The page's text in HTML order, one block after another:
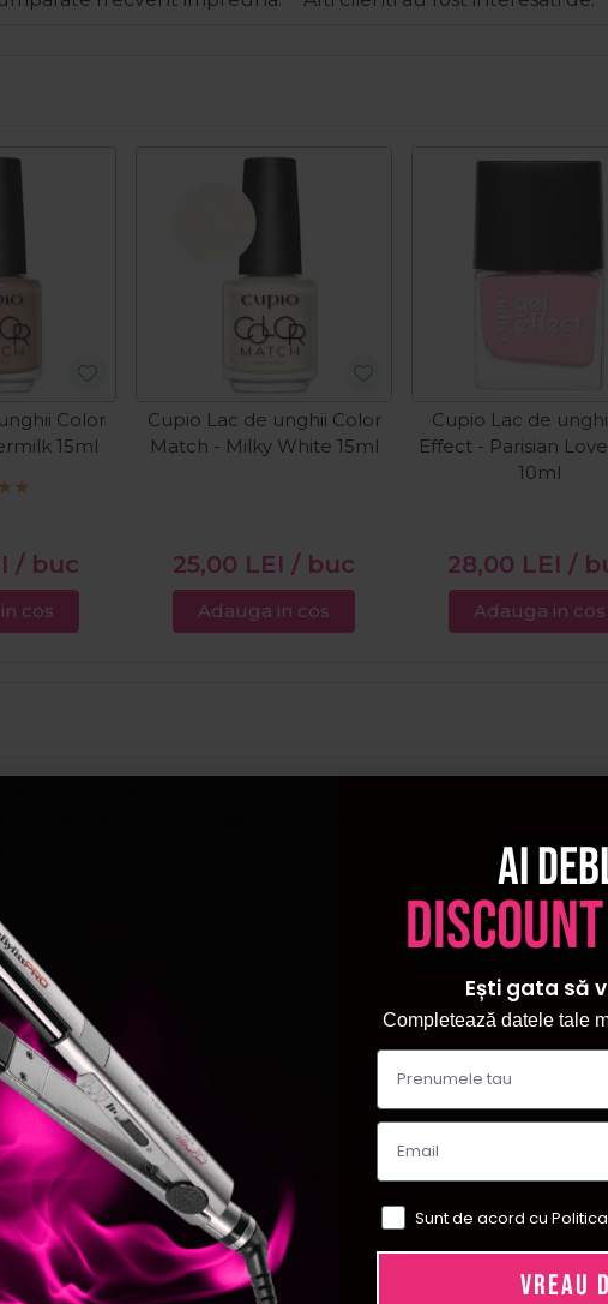
Color
15ml
/ buc
cos
Cupio Lac de unghii Color
Match - Milky White 15ml
25,00 LEI / buc
Adauga in cos
Cupio Lac de
Effect - Parisian
10ml
28,00 LEI /
Adauga in cos
profesionale, disponibile intr-o multitudine de nuante si
in the City sunt gata sa satisfaca cele mai exigente cerinte de calitate.
fabulos si sa fii mereu increzatoare si frumoasa.
mai jos:
uscate si degresate.
se aplica un strat de lac de unghii Cupio incepand cu centrul
unghia.
poate aplicaQuick Drop.
si a le reda un aspect sanatos.
Ai
Ești gata să
Completează datele tale
Sunt de acord cu
VREAU